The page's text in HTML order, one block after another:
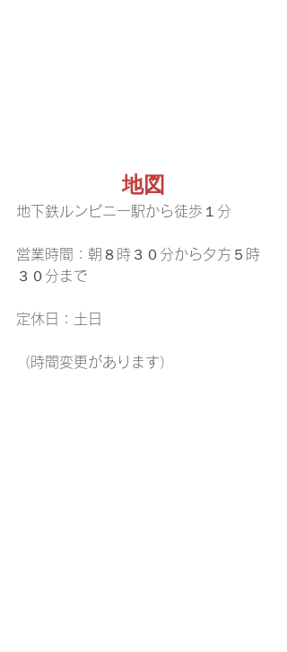
地図
地下鉄ルンピニー駅から徒歩１分
営業時間：朝８時３０分から夕方５時
３０分まで
定休日：土日
（時間変更があります）